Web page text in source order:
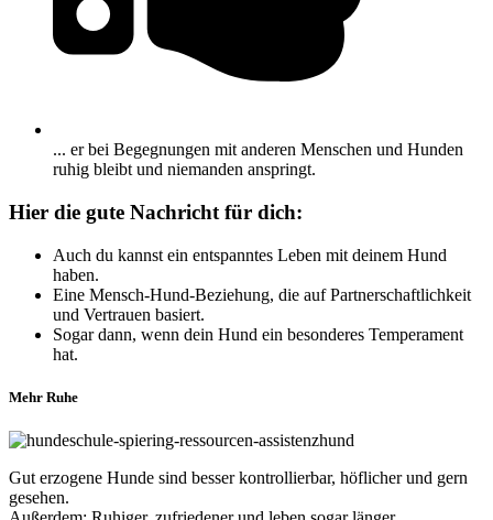
... er bei Begegnungen mit anderen Menschen und Hunden
ruhig bleibt und niemanden anspringt.
Hier die gute Nachricht für dich:
Auch du kannst ein entspanntes Leben mit deinem Hund
haben.
Eine Mensch-Hund-Beziehung, die auf Partnerschaftlichkeit
und Vertrauen basiert.
Sogar dann, wenn dein Hund ein besonderes Temperament
hat.
Mehr Ruhe
Gut erzogene Hunde sind besser kontrollierbar, höflicher und gern
gesehen.